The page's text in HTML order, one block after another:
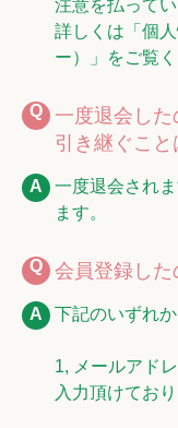
注意を払ってい
詳しくは「個
ー）」をご覧く
一度退会し
引き継ぐこと
一度退会され
ます。
会員登録し
下記のいずれ
1, メールアド
入力頂けてお